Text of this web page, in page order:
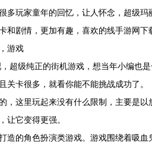
玩家童年的回忆，让人怀念，超级玛
和剧情，更加有趣，喜欢的线手游网下
游戏
级纯正的街机游戏，想当年小编也是
卡很多，就看你能不能挑战成功了。
这里玩起来没有什么限制，主要是以
让它变得更强。
的角色扮演类游戏。游戏围绕着吸血